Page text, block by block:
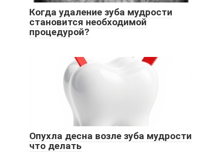
Когда удаление зуба мудрости
становится необходимой
процедурой?
Опухла десна возле зуба мудрости
что делать